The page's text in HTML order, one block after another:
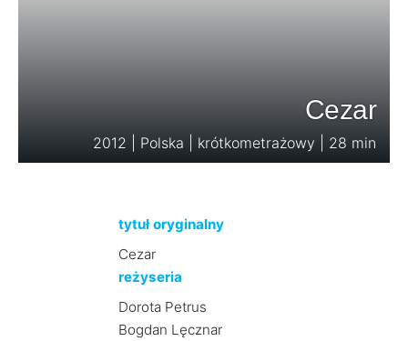
Cezar
2012 | Polska | krótkometrażowy | 28 min
tytuł oryginalny
Cezar
reżyseria
Dorota Petrus
Bogdan Lęcznar